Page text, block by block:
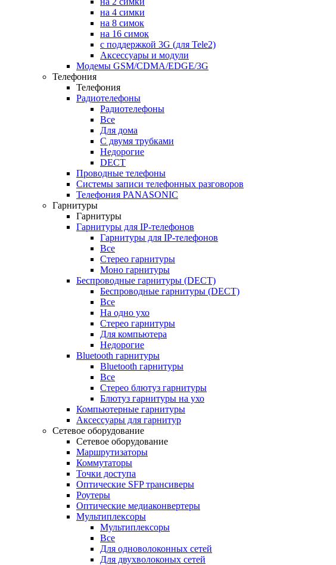
на 4 симки
на 8 симок
на 16 симок
с поддержкой 3G (для Tele2)
Аксессуары и модули
Модемы GSM/CDMA/EDGE/3G
Телефония
Телефония
Радиотелефоны
Радиотелефоны
Все
Для дома
С двумя трубками
Недорогие
DECT
Проводные телефоны
Системы записи телефонных разговоров
Телефония PANASONIC
Гарнитуры
Гарнитуры
Гарнитуры для IP-телефонов
Гарнитуры для IP-телефонов
Все
Стерео гарнитуры
Моно гарнитуры
Беспроводные гарнитуры (DECT)
Беспроводные гарнитуры (DECT)
Все
На одно ухо
Стерео гарнитуры
Для компьютера
Недорогие
Bluetooth гарнитуры
Bluetooth гарнитуры
Все
Стерео блютуз гарнитуры
Блютуз гарнитуры на ухо
Компьютерные гарнитуры
Аксессуары для гарнитур
Сетевое оборудование
Сетевое оборудование
Маршрутизаторы
Коммутаторы
Точки доступа
Оптические SFP трансиверы
Роутеры
Оптические медиаконвертеры
Мультиплексоры
Мультиплексоры
Все
Для одноволоконных сетей
Для двухволоконых сетей